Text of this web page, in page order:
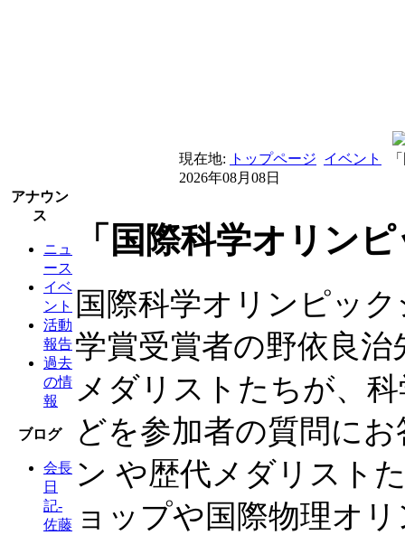
現在地: トップページ イベント
2026年08月08日
アナウン
ス
ニュ
ース
イベ
ント
活動
報告
過去
の情
報
ブログ
会長
日
記-
佐藤
「国際科学オリン
国際科学オリンピッ
学賞受賞者の野依良
メダリストたちが、
どを参加者の質問に
ン や歴代メダリスト
ョップや国際物理オ